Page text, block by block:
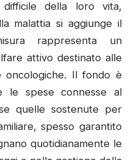
della loro vita,
malattia si aggiunge il
rappresenta un
attivo destinato alle
oncologiche. Il fondo è
le spese connesse al
quelle sostenute per
spesso garantito
quotidianamente le